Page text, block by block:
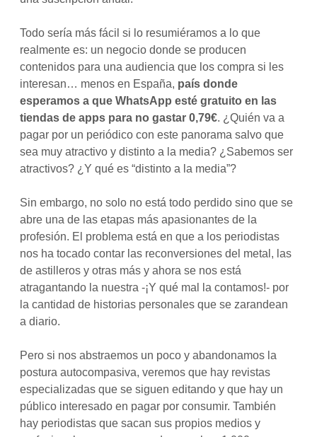
Todo sería más fácil si lo resumiéramos a lo que
realmente es: un negocio donde se producen
contenidos para una audiencia que los compra si les
interesan… menos en España, país donde
esperamos a que WhatsApp esté gratuito en las
tiendas de apps para no gastar 0,79€. ¿Quién va a
pagar por un periódico con este panorama salvo que
sea muy atractivo y distinto a la media? ¿Sabemos ser
atractivos? ¿Y qué es “distinto a la media”?
Sin embargo, no solo no está todo perdido sino que se
abre una de las etapas más apasionantes de la
profesión. El problema está en que a los periodistas
nos ha tocado contar las reconversiones del metal, las
de astilleros y otras más y ahora se nos está
atragantando la nuestra -¡Y qué mal la contamos!- por
la cantidad de historias personales que se zarandean
a diario.
Pero si nos abstraemos un poco y abandonamos la
postura autocompasiva, veremos que hay revistas
especializadas que se siguen editando y que hay un
público interesado en pagar por consumir. También
hay periodistas que sacan sus propios medios y